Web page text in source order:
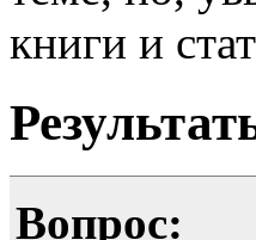
книги и
Вопрос: